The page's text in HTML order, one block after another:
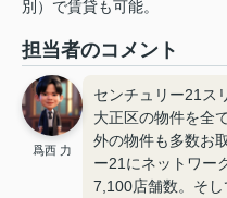
別）で賃貸も可能。
担当者のコメント
爲西 力
センチュリー21ス
大正区の物件を全
外の物件も多数お
ー21にネットワー
7,100店舗数。そ